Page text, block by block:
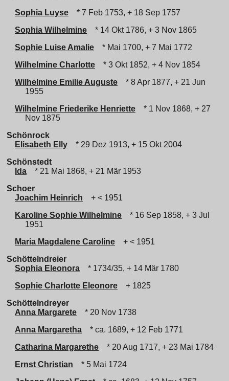
Sophia Luyse
* 7 Feb 1753, + 18 Sep 1757
Sophia Wilhelmine
* 14 Okt 1786, + 3 Nov 1865
Sophie Luise Amalie
* Mai 1700, + 7 Mai 1772
Wilhelmine Charlotte
* 3 Okt 1852, + 4 Nov 1854
Wilhelmine Emilie Auguste
* 8 Apr 1877, + 21 Jun
1955
Wilhelmine Friederike Henriette
* 1 Nov 1868, + 27
Nov 1875
Schönrock
Elisabeth Elly
* 29 Dez 1913, + 15 Okt 2004
Schönstedt
Ida
* 21 Mai 1868, + 21 Mär 1953
Schoer
Joachim Heinrich
+ < 1951
Karoline Sophie Wilhelmine
* 16 Sep 1858, + 3 Jul
1951
Maria Magdalene Caroline
+ < 1951
Schöttelndreier
Sophia Eleonora
* 1734/35, + 14 Mär 1780
Sophie Charlotte Eleonore
+ 1825
Schöttelndreyer
Anna Margarete
* 20 Nov 1738
Anna Margaretha
* ca. 1689, + 12 Feb 1771
Catharina Margarethe
* 20 Aug 1717, + 23 Mai 1784
Ernst Christian
* 5 Mai 1724